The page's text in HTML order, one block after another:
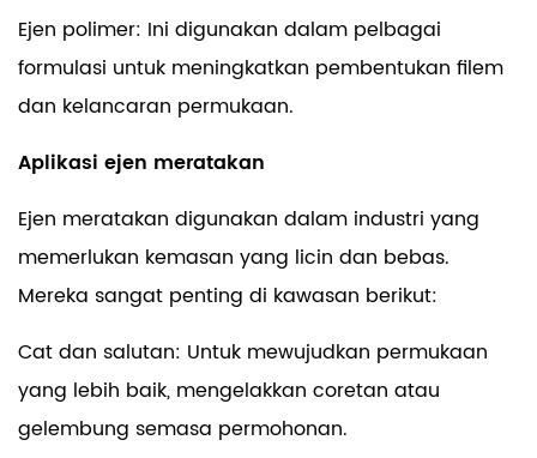
Ejen polimer: Ini digunakan dalam pelbagai
formulasi untuk meningkatkan pembentukan filem
dan kelancaran permukaan.
Aplikasi ejen meratakan
Ejen meratakan digunakan dalam industri yang
memerlukan kemasan yang licin dan bebas.
Mereka sangat penting di kawasan berikut:
Cat dan salutan: Untuk mewujudkan permukaan
yang lebih baik, mengelakkan coretan atau
gelembung semasa permohonan.